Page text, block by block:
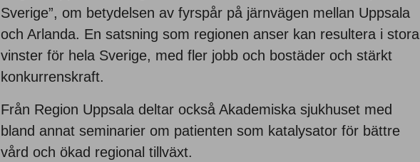
Sverige”, om betydelsen av fyrspår på järnvägen mellan Uppsala
och Arlanda. En satsning som regionen anser kan resultera i stora
vinster för hela Sverige, med fler jobb och bostäder och stärkt
konkurrenskraft.
Från Region Uppsala deltar också Akademiska sjukhuset med
bland annat seminarier om patienten som katalysator för bättre
vård och ökad regional tillväxt.